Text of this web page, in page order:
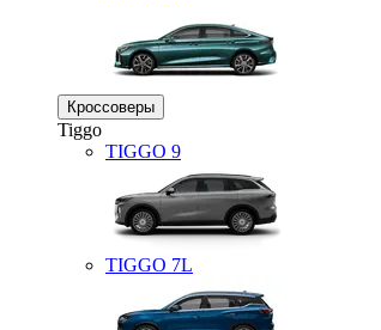
Кроссоверы
Tiggo
TIGGO 9
TIGGO 7L